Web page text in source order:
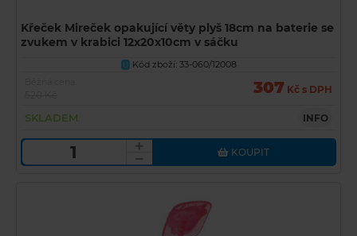
Křeček Mireček opakující věty plyš 18cm na baterie se
zvukem v krabici 12x20x10cm v sáčku
U Kód zboží: 33-060/12008
307 Kč s DPH
SKLADEM INFO
KOUPIT